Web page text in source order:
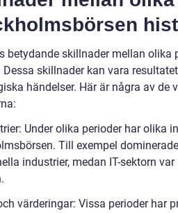
betydande skillnader mellan olika
Dessa skillnader kan vara
händelser. Här är några av de
Under olika perioder har olika
Till exempel
industrier, medan IT-sektorn
värderingar: Vissa perioder har